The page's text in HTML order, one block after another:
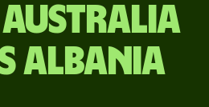
Albania